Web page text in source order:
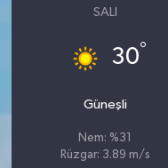
SALI
30°
Güneşli
Nem: %31
Rüzgar: 3.89 m/s